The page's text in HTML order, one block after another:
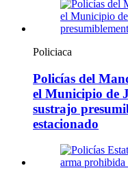
Policiaca
Policías del
el Municipio de
sustrajo
estacionado